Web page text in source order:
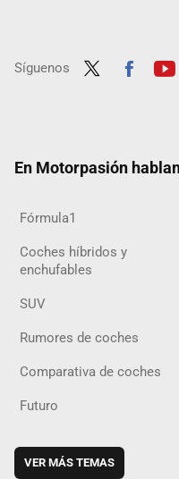
Síguenos
En Motorpasión
Fórmula1
Coches híbridos y
enchufables
SUV
Rumores de coches
Comparativa de coches
Futuro
VER MÁS TEMAS